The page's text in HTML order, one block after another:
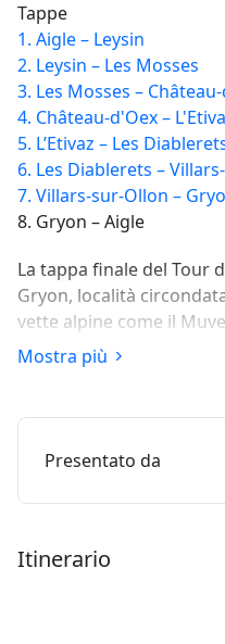
Tappe
1. Aigle – Leysin
2. Leysin – Les Mosses
3. Les Mosses – Château-
4. Château-d'Oex –
5. L’Etivaz – Les
6. Les Diablerets –
7. Villars-sur-Ollon –
8. Gryon – Aigle
La tappa finale del Tour
Gryon, località
vette alpine come il
Gran parte del percorso
tappa, si snoda
Mostra più
Presentato da
Itinerario